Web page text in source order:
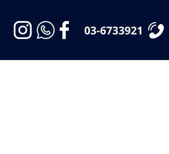
03-6733921